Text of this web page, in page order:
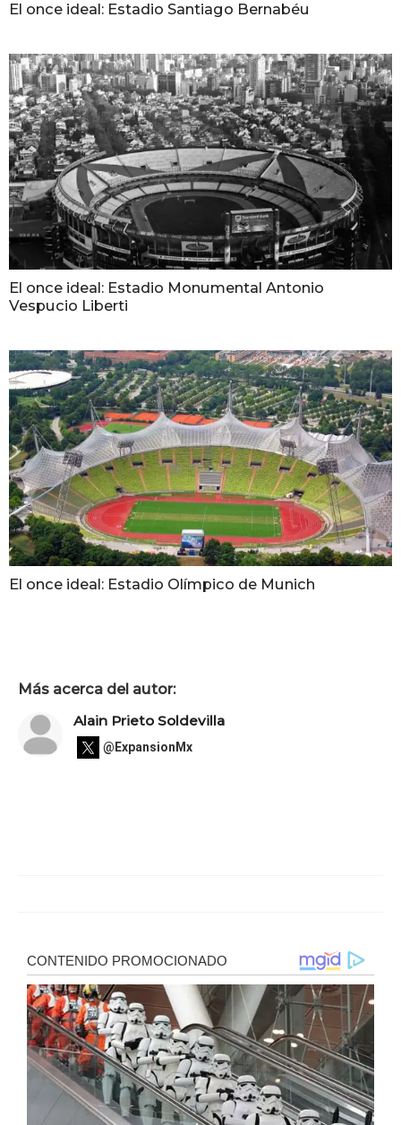
El once ideal: Estadio Santiago Bernabéu
El once ideal: Estadio Monumental Antonio
Vespucio Liberti
El once ideal: Estadio Olímpico de Munich
Más acerca del autor:
Alain Prieto Soldevilla
@ExpansionMx